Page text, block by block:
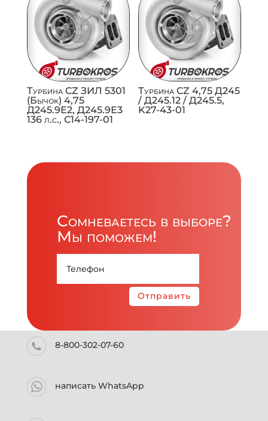
Турбина CZ ЗИЛ 5301
(Бычок) 4,75
Д245.9Е2, Д245.9Е3
136 л.с., C14-197-01
Турбина CZ 4,75 Д245
/ Д245.12 / Д245.5,
K27-43-01
Сомневаетесь в выборе?
Мы поможем!
Отправить
8-800-302-07-60
написать WhatsApp